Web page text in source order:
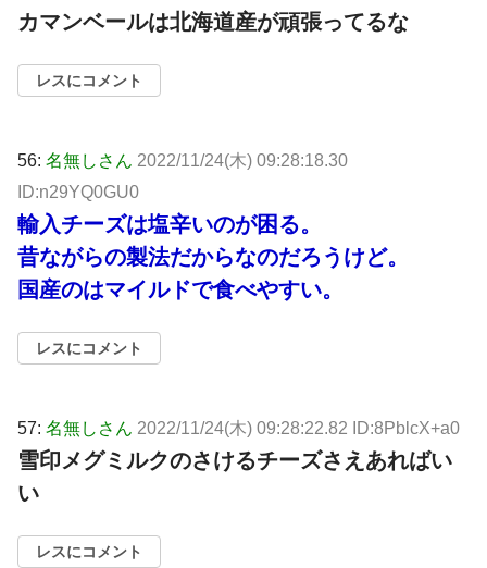
カマンベールは北海道産が頑張ってるな
レスにコメント
56: 名無しさん 2022/11/24(木) 09:28:18.30
ID:n29YQ0GU0
輸入チーズは塩辛いのが困る。
昔ながらの製法だからなのだろうけど。
国産のはマイルドで食べやすい。
レスにコメント
57: 名無しさん 2022/11/24(木) 09:28:22.82 ID:8PblcX+a0
雪印メグミルクのさけるチーズさえあればい
い
レスにコメント